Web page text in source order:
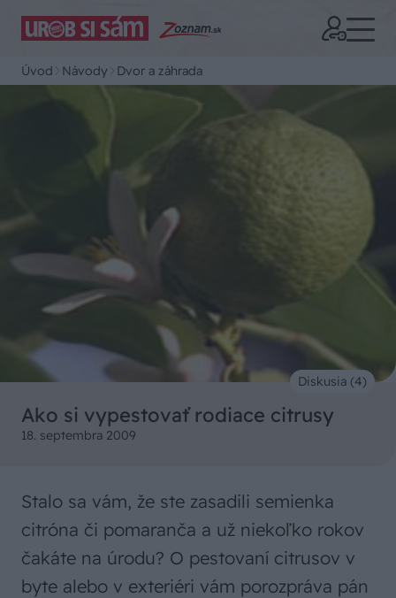
Úvod Návody Dvor a záhrada
Ako si vypestovať rodiace citrusy
18. septembra 2009
Diskusia (4)
Stalo sa vám, že ste zasadili semienka
citróna či pomaranča a už niekoľko rokov
čakáte na úrodu? O pestovaní citrusov v
byte alebo v exteriéri vám porozpráva pán